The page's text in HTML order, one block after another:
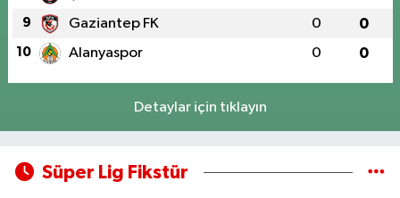
9 Gaziantep FK 0 0
10 Alanyaspor 0 0
Detaylar için tıklayın
Süper Lig Fikstür